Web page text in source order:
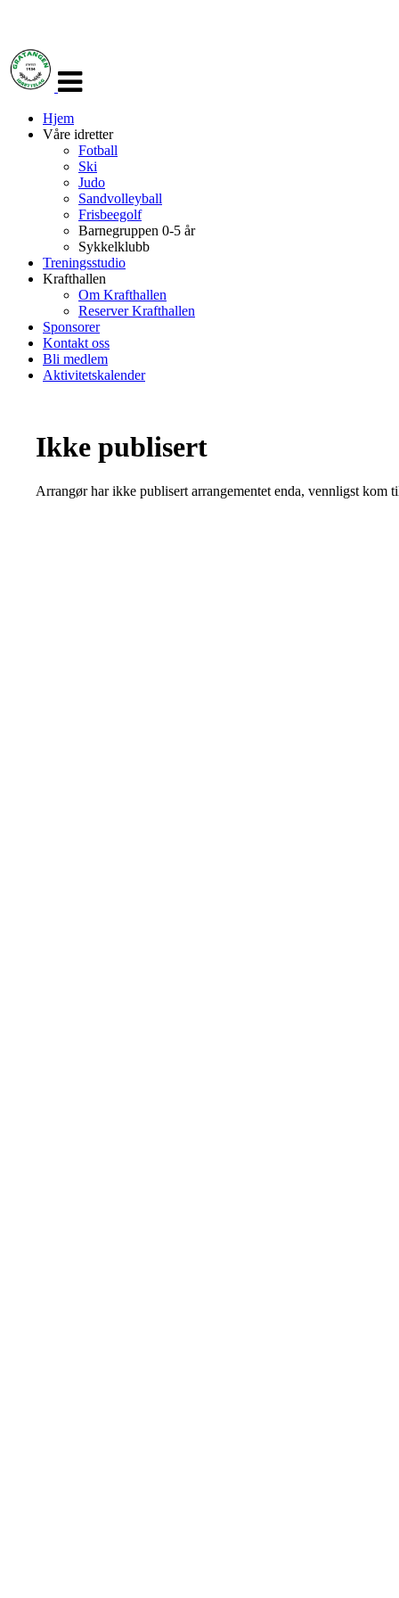
navigasjon
Hjem
Våre idretter
Fotball
Ski
Judo
Sandvolleyball
Frisbeegolf
Barnegruppen 0-5 år
Sykkelklubb
Treningsstudio
Krafthallen
Om Krafthallen
Reserver Krafthallen
Sponsorer
Kontakt oss
Bli medlem
Aktivitetskalender
Ikke publisert
Arrangør har ikke publisert arrangementet enda, vennligst kom